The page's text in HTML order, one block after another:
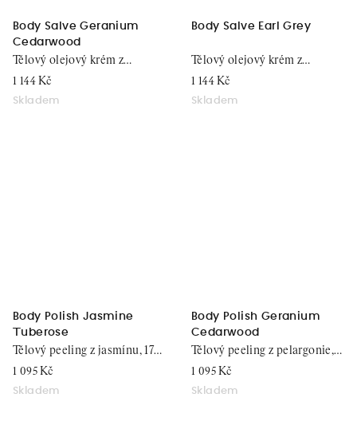
Body Salve Geranium
Cedarwood
1 144 Kč
Skladem
Tělový olejový krém z
pelargonie, 100 ml
Body Salve Earl Grey
1 144 Kč
Skladem
Tělový olejový krém z
černého čaje, 100 ml
Body Polish Jasmine
Tuberose
1 095 Kč
Skladem
Tělový peeling z jasmínu, 177
ml
Body Polish Geranium
Cedarwood
1 095 Kč
Skladem
Tělový peeling z pelargonie,
177 ml